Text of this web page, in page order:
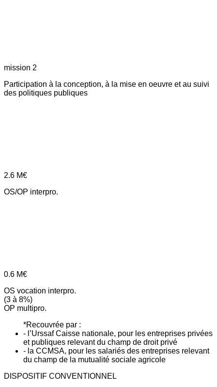
mission 2
Participation à la conception, à la mise en oeuvre et au suivi
des politiques publiques
2.6 M€
OS/OP interpro.
0.6 M€
OS vocation interpro.
(3 à 8%)
OP multipro.
*Recouvrée par :
- l’Urssaf Caisse nationale, pour les entreprises privées
et publiques relevant du champ de droit privé
- la CCMSA, pour les salariés des entreprises relevant
du champ de la mutualité sociale agricole
DISPOSITIF CONVENTIONNEL